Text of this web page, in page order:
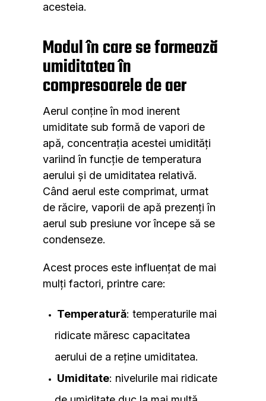
acesteia.
Modul în care se formează
umiditatea în
compresoarele de aer
Aerul conține în mod inerent
umiditate sub formă de vapori de
apă, concentrația acestei umidități
variind în funcție de temperatura
aerului și de umiditatea relativă.
Când aerul este comprimat, urmat
de răcire, vaporii de apă prezenți în
aerul sub presiune vor începe să se
condenseze.
Acest proces este influențat de mai
mulți factori, printre care:
Temperatură: temperaturile mai
ridicate măresc capacitatea
aerului de a reține umiditatea.
Umiditate: nivelurile mai ridicate